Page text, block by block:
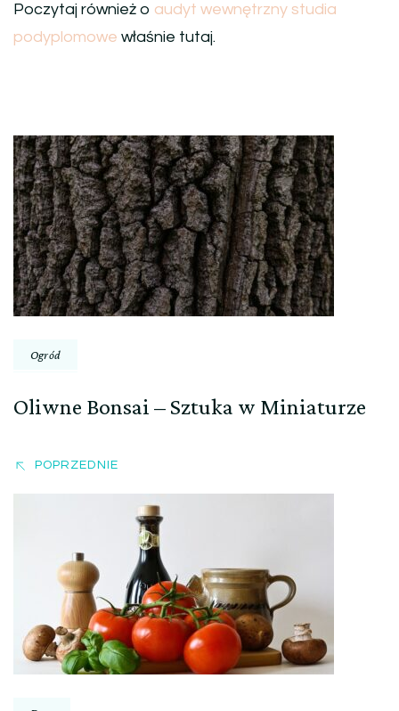
Poczytaj również o audyt wewnętrzny studia
podyplomowe właśnie tutaj.
Nawigacja
wpisu
Ogród
Oliwne Bonsai – Sztuka w Miniaturze
POPRZEDNIE